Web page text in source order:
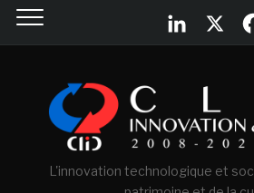
L'innovation technologique et